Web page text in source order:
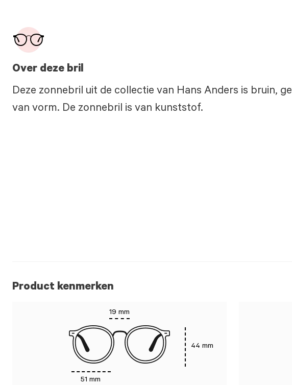
Over deze bril
Deze zonnebril uit de collectie van Hans Anders is bruin,
van vorm. De zonnebril is van kunststof.
Product kenmerken
19 mm
51 mm
44 mm